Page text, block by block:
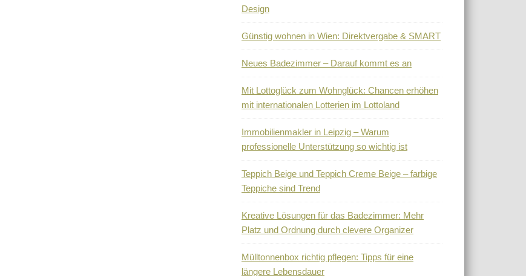
Design
Günstig wohnen in Wien: Direktvergabe & SMART
Neues Badezimmer – Darauf kommt es an
Mit Lottoglück zum Wohnglück: Chancen erhöhen
mit internationalen Lotterien im Lottoland
Immobilienmakler in Leipzig – Warum
professionelle Unterstützung so wichtig ist
Teppich Beige und Teppich Creme Beige – farbige
Teppiche sind Trend
Kreative Lösungen für das Badezimmer: Mehr
Platz und Ordnung durch clevere Organizer
Mülltonnenbox richtig pflegen: Tipps für eine
längere Lebensdauer